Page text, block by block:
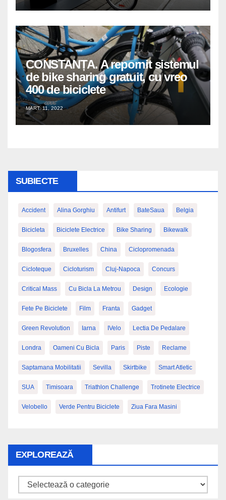
CONSTANȚA. A repornit sistemul
de bike sharing gratuit, cu vreo
400 de biciclete
MART. 11, 2022
SUBIECTE
Accident Alina Gorghiu Antifurt BateSaua Belgia
Bicicleta Biciclete Electrice Bike Sharing Bikewalk
Blogosfera Bruxelles China Ciclopromenada
Cicloteque Cicloturism Cluj-Napoca Concurs
Critical Mass Cu Bicla La Metrou Design Ecologie
Fete Pe Biciclete Film Franta Gadget
Green Revolution Iarna IVelo Lectia De Pedalare
Londra Oameni Cu Bicla Paris Piste Reclame
Saptamana Mobilitatii Sevilla Skirtbike Smart Atletic
SUA Timisoara Triathlon Challenge Trotinete Electrice
Velobello Verde Pentru Biciclete Ziua Fara Masini
EXPLOREAZĂ
Explorează